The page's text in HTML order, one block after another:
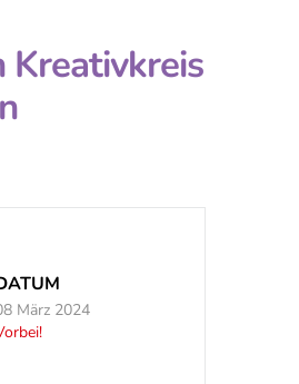
Kreativkreis
März 2024